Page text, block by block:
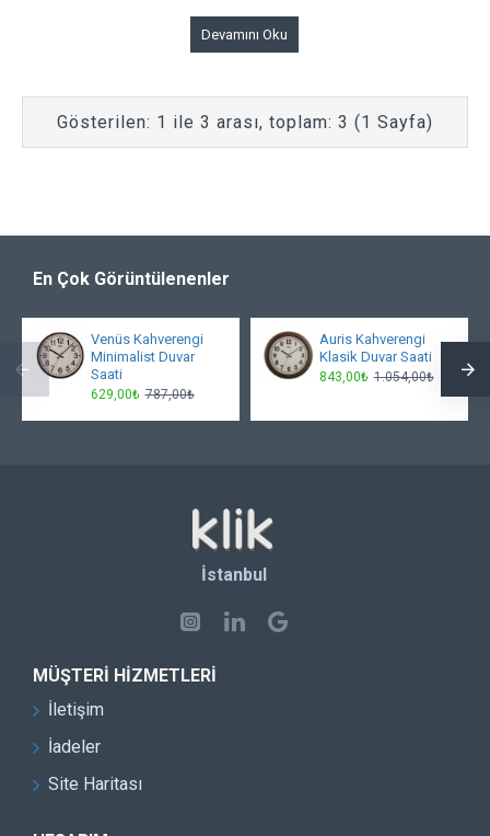
Devamını Oku
Gösterilen: 1 ile 3 arası, toplam: 3 (1 Sayfa)
En Çok Görüntülenenler
Venüs Kahverengi
Minimalist Duvar
Saati
629,00₺ 787,00₺
Auris Kahverengi
Klasik Duvar Saati
843,00₺ 1.054,00₺
İstanbul
MÜŞTERI HIZMETLERI
İletişim
İadeler
Site Haritası